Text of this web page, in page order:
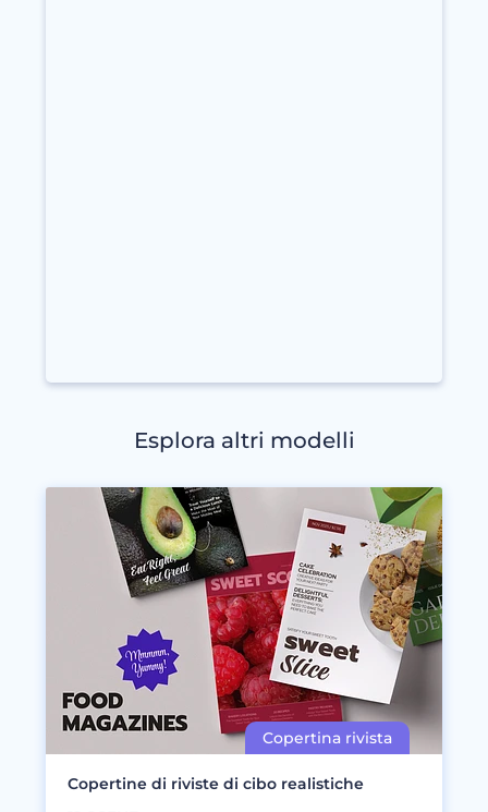
Esplora altri modelli
Copertine di riviste di cibo realistiche